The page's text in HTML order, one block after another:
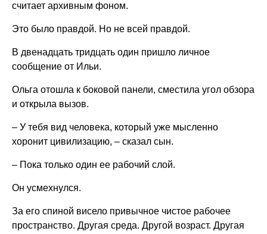
считает архивным фоном.
Это было правдой. Но не всей правдой.
В двенадцать тридцать один пришло личное
сообщение от Ильи.
Ольга отошла к боковой панели, сместила угол обзора
и открыла вызов.
– У тебя вид человека, который уже мысленно
хоронит цивилизацию, – сказал сын.
– Пока только один ее рабочий слой.
Он усмехнулся.
За его спиной висело привычное чистое рабочее
пространство. Другая среда. Другой возраст. Другая